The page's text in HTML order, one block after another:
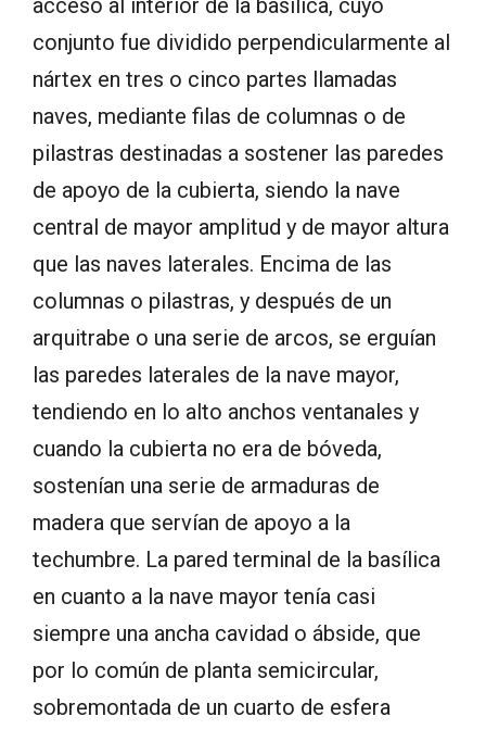
conjunto fue dividido perpendicularmente al
nártex en tres o cinco partes llamadas
naves, mediante filas de columnas o de
pilastras destinadas a sostener las paredes
de apoyo de la cubierta, siendo la nave
central de mayor amplitud y de mayor altura
que las naves laterales. Encima de las
columnas o pilastras, y después de un
arquitrabe o una serie de arcos, se erguían
las paredes laterales de la nave mayor,
tendiendo en lo alto anchos ventanales y
cuando la cubierta no era de bóveda,
sostenían una serie de armaduras de
madera que servían de apoyo a la
techumbre. La pared terminal de la basílica
en cuanto a la nave mayor tenía casi
siempre una ancha cavidad o ábside, que
por lo común de planta semicircular,
sobremontada de un cuarto de esfera